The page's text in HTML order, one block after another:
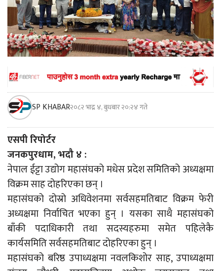
SP KHABAR२०८२ भाद्र ४, बुधबार २०:२४ गते
एसपी रिपोर्टर
जनकपुरधाम, भदौ ४ :
नेपाल ईट्टा उद्योग महासंघको मधेस प्रदेश समितिको अध्यक्षमा
विक्रम साह दोहरिएका छन् ।
महासंघको दोस्रो अधिवेशनमा सर्वसहमतिबाट विक्रम फेरी
अध्यक्षमा निर्वाचित भएका हुन् । यसका साथै महासंघको
बाँकी पदाधिकारी तथा सदस्यहरुमा समेत पहिलेकै
कार्यसमिति सर्वसहमतिबाट दोहरिएका हुन् ।
महासंघको बरिष्ठ उपाध्यक्षमा नवलकिशोर साह, उपाध्यक्षमा